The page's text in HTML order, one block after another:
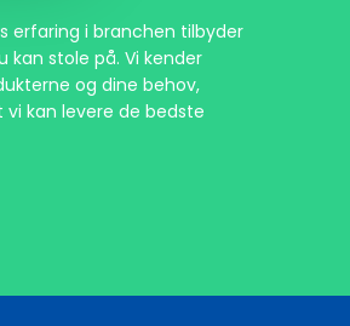
erfaring i branchen tilbyder
kan stole på. Vi kender
og dine behov,
vi kan levere de bedste